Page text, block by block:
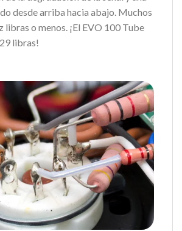
desde arriba hacia abajo. Muchos
libras o menos. ¡El EVO 100 Tube
libras!